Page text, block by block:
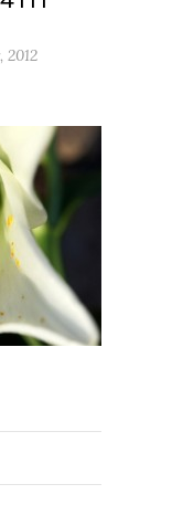
2012